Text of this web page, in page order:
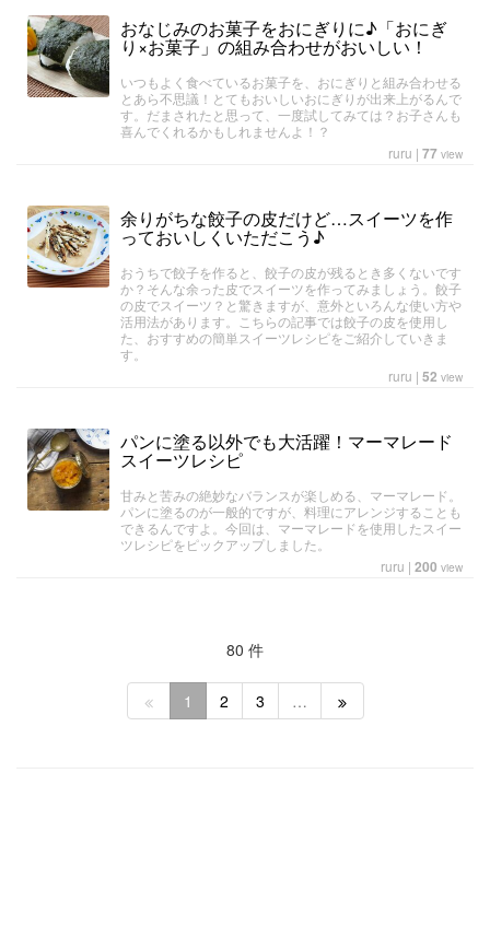
おなじみのお菓子をおにぎりに♪「おにぎ
り×お菓子」の組み合わせがおいしい！
いつもよく食べているお菓子を、おにぎりと組み合わせる
とあら不思議！とてもおいしいおにぎりが出来上がるんで
す。だまされたと思って、一度試してみては？お子さんも
喜んでくれるかもしれませんよ！？
ruru | 77 view
余りがちな餃子の皮だけど…スイーツを作
っておいしくいただこう♪
おうちで餃子を作ると、餃子の皮が残るとき多くないです
か？そんな余った皮でスイーツを作ってみましょう。餃子
の皮でスイーツ？と驚きますが、意外といろんな使い方や
活用法があります。こちらの記事では餃子の皮を使用し
た、おすすめの簡単スイーツレシピをご紹介していきま
す。
ruru | 52 view
パンに塗る以外でも大活躍！マーマレード
スイーツレシピ
甘みと苦みの絶妙なバランスが楽しめる、マーマレード。
パンに塗るのが一般的ですが、料理にアレンジすることも
できるんですよ。今回は、マーマレードを使用したスイー
ツレシピをピックアップしました。
ruru | 200 view
80 件
1 2 3 …